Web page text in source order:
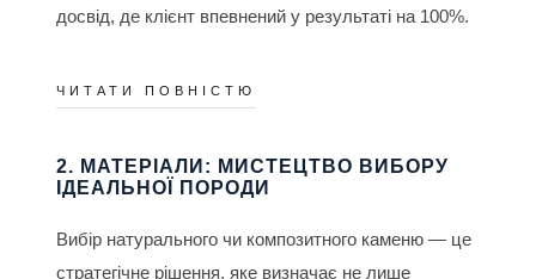
досвід, де клієнт впевнений у результаті на 100%.
ЧИТАТИ ПОВНІСТЮ
2. МАТЕРІАЛИ: МИСТЕЦТВО ВИБОРУ
ІДЕАЛЬНОЇ ПОРОДИ
Вибір натурального чи композитного каменю — це
стратегічне рішення, яке визначає не лише